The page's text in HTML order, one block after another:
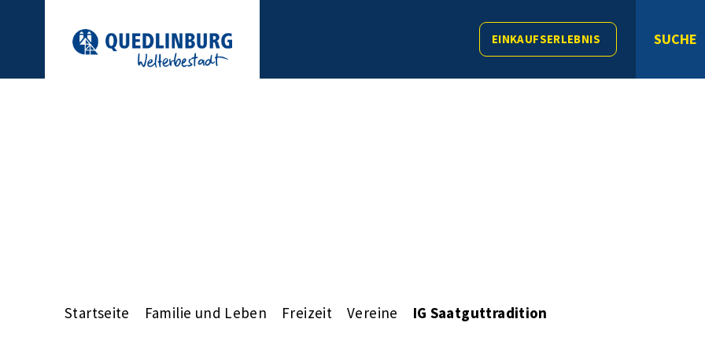
EINKAUFSERLEBNIS SUCHE
Startseite Familie und Leben Freizeit Vereine IG Saatguttradition